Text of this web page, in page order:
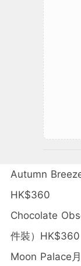
Autumn
HK$360
Chocolate
件裝）HK$360
Moon Palace